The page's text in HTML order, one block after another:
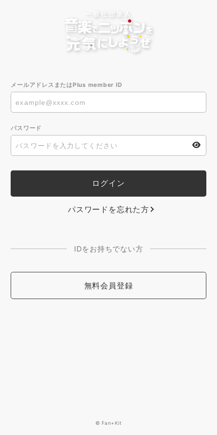
メールアドレスまたはPlus member ID
パスワード
パスワードを忘れた方
IDをお持ちでない方
無料会員登録
© Fan+Kit